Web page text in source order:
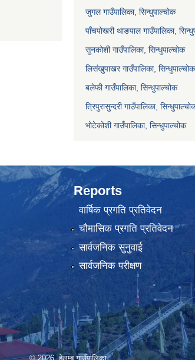
जुगल गाउँपालिका, सिन्धुपाल्चोक
पाँचपोखरी थाङपाल गाउँपालिका,
सुनकोशी गाउँपालिका, सिन्धुपाल्चोक
लिसंखुपाखर गाउँपालिका, सिन्धुपाल्चोक
बलेफी गाउँपालिका, सिन्धुपाल्चोक
त्रिपुरासुन्दरी गाउँपालिका,
भोटेकोशी गाउँपालिका, सिन्धुपाल्चोक
Reports
वार्षिक प्रगति प्रतिवेदन
चौमासिक प्रगति प्रतिवेदन
सार्वजनिक सुनुवाई
सार्वजनिक परीक्षण
© 2026 हेलम्बु गाउँपालिका